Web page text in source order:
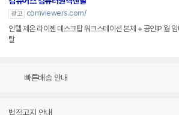
광고
comviewers.com/
인텔 제온 라이젠 데스크탑 워크스테이션 본체 + 공인IP 월 임
탈
빠른배송 안내
법적고지 안내